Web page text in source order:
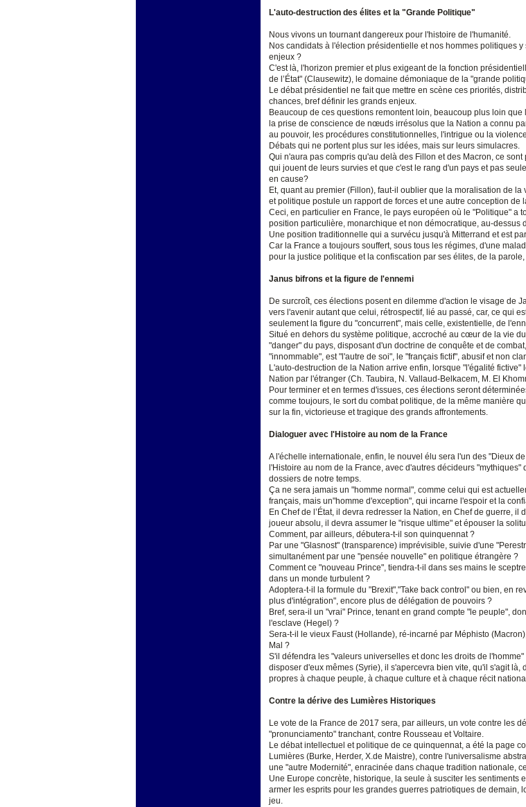
L'auto-destruction des élites et la "Grande Politique"
Nous vivons un tournant dangereux pour l'histoire de l'humanité.
Nos candidats à l'élection présidentielle et nos hommes politiques
enjeux ?
C'est là, l'horizon premier et plus exigeant de la fonction
de l’État" (Clausewitz), le domaine démoniaque de la "grande
Le débat présidentiel ne fait que mettre en scène ces priorités,
chances, bref définir les grands enjeux.
Beaucoup de ces questions remontent loin, beaucoup plus loin
la prise de conscience de nœuds irrésolus que la Nation a connu
au pouvoir, les procédures constitutionnelles, l'intrigue ou la
Débats qui ne portent plus sur les idées, mais sur leurs simulacres.
Qui n'aura pas compris qu'au delà des Fillon et des Macron, ce
qui jouent de leurs survies et que c'est le rang d'un pays et pas
en cause?
Et, quant au premier (Fillon), faut-il oublier que la moralisation de
et politique postule un rapport de forces et une autre conception de
Ceci, en particulier en France, le pays européen où le "Politique" a
position particulière, monarchique et non démocratique, au-dessus
Une position traditionnelle qui a survécu jusqu'à Mitterrand et est
Car la France a toujours souffert, sous tous les régimes, d'une
pour la justice politique et la confiscation par ses élites, de la
Janus bifrons et la figure de l'ennemi
De surcroît, ces élections posent en dilemme d'action le visage de
vers l'avenir autant que celui, rétrospectif, lié au passé, car, ce qui
seulement la figure du "concurrent", mais celle, existentielle, de
Situé en dehors du système politique, accroché au cœur de la vie
"danger" du pays, disposant d'un doctrine de conquête et de
"innommable", est "l'autre de soi", le "français fictif", abusif et non
L'auto-destruction de la Nation arrive enfin, lorsque "l'égalité
Nation par l'étranger (Ch. Taubira, N. Vallaud-Belkacem, M. El
Pour terminer et en termes d'issues, ces élections seront
comme toujours, le sort du combat politique, de la même manière
sur la fin, victorieuse et tragique des grands affrontements.
Dialoguer avec l'Histoire au nom de la France
A l'échelle internationale, enfin, le nouvel élu sera l'un des "Dieux
l'Histoire au nom de la France, avec d'autres décideurs
dossiers de notre temps.
Ça ne sera jamais un "homme normal", comme celui qui est
français, mais un"homme d'exception", qui incarne l'espoir et la
En Chef de l’État, il devra redresser la Nation, en Chef de guerre, il
joueur absolu, il devra assumer le "risque ultime" et épouser la
Comment, par ailleurs, débutera-t-il son quinquennat ?
Par une "Glasnost" (transparence) imprévisible, suivie d'une
simultanément par une "pensée nouvelle" en politique étrangère ?
Comment ce "nouveau Prince", tiendra-t-il dans ses mains le
dans un monde turbulent ?
Adoptera-t-il la formule du "Brexit","Take back control" ou bien, en
plus d'intégration", encore plus de délégation de pouvoirs ?
Bref, sera-il un "vrai" Prince, tenant en grand compte "le peuple",
l'esclave (Hegel) ?
Sera-t-il le vieux Faust (Hollande), ré-incarné par Méphisto
Mal ?
S'il défendra les "valeurs universelles et donc les droits de
disposer d'eux mêmes (Syrie), il s'apercevra bien vite, qu'il s'agit là,
propres à chaque peuple, à chaque culture et à chaque récit
Contre la dérive des Lumières Historiques
Le vote de la France de 2017 sera, par ailleurs, un vote contre les
"pronunciamento" tranchant, contre Rousseau et Voltaire.
Le débat intellectuel et politique de ce quinquennat, a été la page
Lumières (Burke, Herder, X.de Maistre), contre l'universalisme
une "autre Modernité", enracinée dans chaque tradition nationale,
Une Europe concrète, historique, la seule à susciter les sentiments
armer les esprits pour les grandes guerres patriotiques de demain,
jeu.